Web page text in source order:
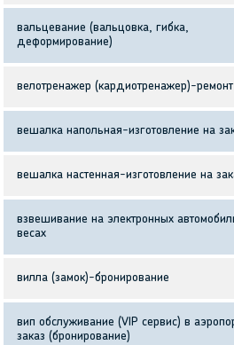
вальцевание (вальцовка, гибка,
деформирование)
велотренажер (кардиотренажер)-ремонт
вешалка напольная-изготовление на
вешалка настенная-изготовление на
взвешивание на электронных
весах
вилла (замок)-бронирование
вип обслуживание (VIP сервис) в
заказ (бронирование)